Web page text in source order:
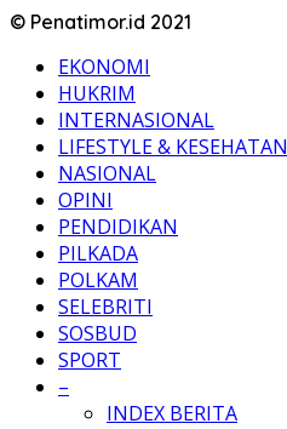
© Penatimor.id 2021
EKONOMI
HUKRIM
INTERNASIONAL
LIFESTYLE & KESEHATAN
NASIONAL
OPINI
PENDIDIKAN
PILKADA
POLKAM
SELEBRITI
SOSBUD
SPORT
–
INDEX BERITA